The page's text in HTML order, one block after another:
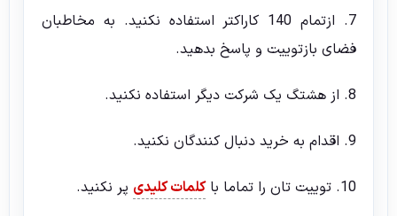
7. ازتمام 140 کاراکتر استفاده نکنید. به مخاطبان
فضای بازتوییت و پاسخ بدهید.
8. از هشتگ یک شرکت دیگر استفاده نکنید.
9. اقدام به خرید دنبال کنندگان نکنید.
10. توییت تان را تماما با کلمات کلیدی پر نکنید.